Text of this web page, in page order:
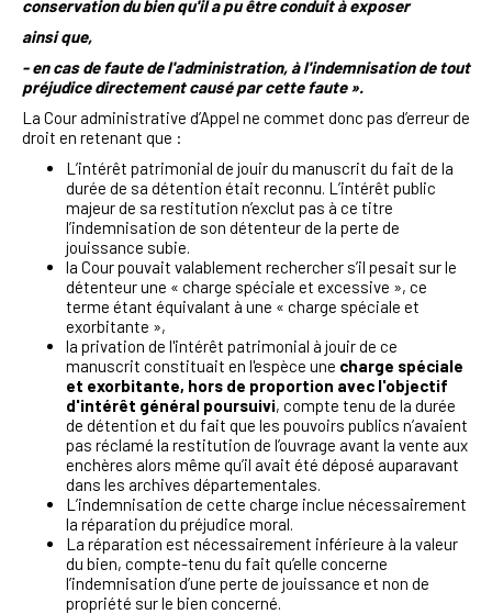
conservation du bien qu'il a pu être conduit à exposer
ainsi que,
- en cas de faute de l'administration, à l'indemnisation de tout
préjudice directement causé par cette faute ».
La Cour administrative d’Appel ne commet donc pas d’erreur de
droit en retenant que :
L’intérêt patrimonial de jouir du manuscrit du fait de la
durée de sa détention était reconnu. L’intérêt public
majeur de sa restitution n’exclut pas à ce titre
l’indemnisation de son détenteur de la perte de
jouissance subie.
la Cour pouvait valablement rechercher s’il pesait sur le
détenteur une « charge spéciale et excessive », ce
terme étant équivalant à une « charge spéciale et
exorbitante »,
la privation de l'intérêt patrimonial à jouir de ce
manuscrit constituait en l'espèce une charge spéciale
et exorbitante, hors de proportion avec l'objectif
d'intérêt général poursuivi, compte tenu de la durée
de détention et du fait que les pouvoirs publics n’avaient
pas réclamé la restitution de l’ouvrage avant la vente aux
enchères alors même qu’il avait été déposé auparavant
dans les archives départementales.
L’indemnisation de cette charge inclue nécessairement
la réparation du préjudice moral.
La réparation est nécessairement inférieure à la valeur
du bien, compte-tenu du fait qu’elle concerne
l’indemnisation d’une perte de jouissance et non de
propriété sur le bien concerné.